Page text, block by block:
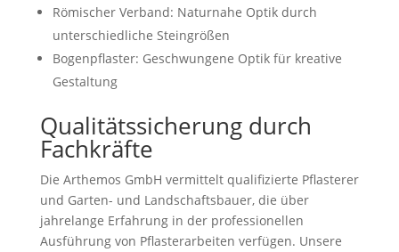
Römischer Verband: Naturnahe Optik durch
unterschiedliche Steingrößen
Bogenpflaster: Geschwungene Optik für kreative
Gestaltung
Qualitätssicherung durch
Fachkräfte
Die Arthemos GmbH vermittelt qualifizierte Pflasterer
und Garten- und Landschaftsbauer, die über
jahrelange Erfahrung in der professionellen
Ausführung von Pflasterarbeiten verfügen. Unsere